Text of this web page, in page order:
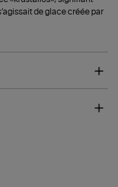
de glace créée par